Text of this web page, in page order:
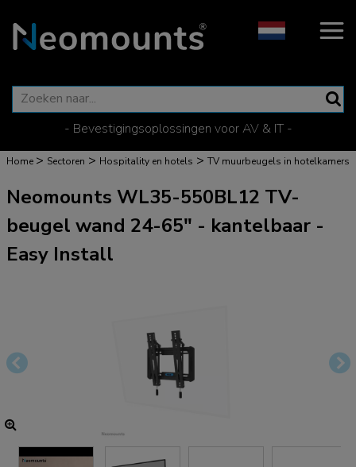
- Bevestigingsoplossingen voor AV & IT -
Home > Sectoren > Hospitality en hotels > TV muurbeugels in hotelkamers
Neomounts WL35-550BL12 TV-
beugel wand 24-65" - kantelbaar -
Easy Install